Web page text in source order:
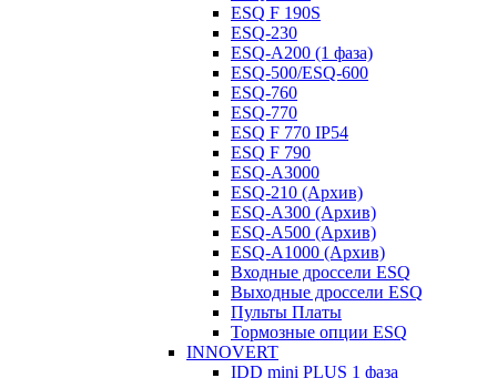
ESQ F 190S
ESQ-230
ESQ-A200 (1 фаза)
ESQ-500/ESQ-600
ESQ-760
ESQ-770
ESQ F 770 IP54
ESQ F 790
ESQ-A3000
ESQ-210 (Архив)
ESQ-A300 (Архив)
ESQ-A500 (Архив)
ESQ-A1000 (Архив)
Входные дроссели ESQ
Выходные дроссели ESQ
Пульты Платы
Тормозные опции ESQ
INNOVERT
IDD mini PLUS 1 фаза